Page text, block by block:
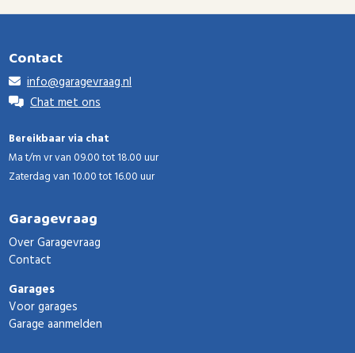
Contact
info@garagevraag.nl
Chat met ons
Bereikbaar via chat
Ma t/m vr van 09.00 tot 18.00 uur
Zaterdag van 10.00 tot 16.00 uur
Garagevraag
Over Garagevraag
Contact
Garages
Voor garages
Garage aanmelden